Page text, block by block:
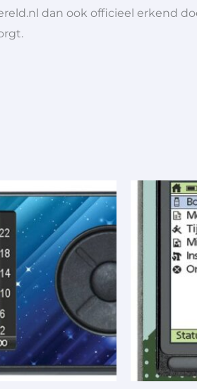
dan ook officieel erkend